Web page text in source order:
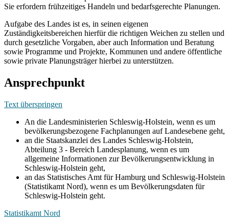
Sie erfordern frühzeitiges Handeln und bedarfsgerechte Planungen.
Aufgabe des Landes ist es, in seinen eigenen
Zuständigkeitsbereichen hierfür die richtigen Weichen zu stellen und
durch gesetzliche Vorgaben, aber auch Information und Beratung
sowie Programme und Projekte, Kommunen und andere öffentliche
sowie private Planungsträger hierbei zu unterstützen.
Ansprechpunkt
Text überspringen
An die Landesministerien Schleswig-Holstein, wenn es um
bevölkerungsbezogene Fachplanungen auf Landesebene geht,
an die Staatskanzlei des Landes Schleswig-Holstein,
Abteilung 3 - Bereich Landesplanung, wenn es um
allgemeine Informationen zur Bevölkerungsentwicklung in
Schleswig-Holstein geht,
an das Statistisches Amt für Hamburg und Schleswig-Holstein
(Statistikamt Nord), wenn es um Bevölkerungsdaten für
Schleswig-Holstein geht.
Statistikamt Nord